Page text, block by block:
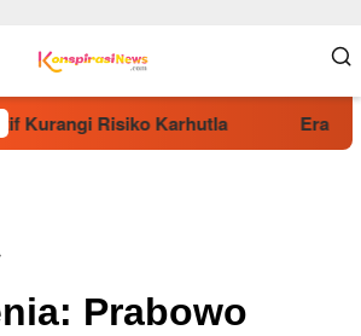
Risiko Karhutla Era Baru
Prabowo